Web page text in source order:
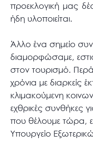
προεκλογική μας
ήδη υλοποιείται.
Άλλο ένα σημείο
διαμορφώσαμε,
στον τουρισμό.
χρόνια με διαρκείς
κλιμακούμενη
εχθρικές συνθήκες
που θέλουμε τώρα,
Υπουργείο